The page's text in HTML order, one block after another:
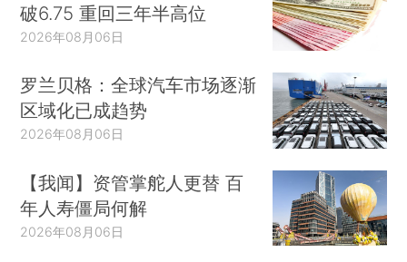
破6.75 重回三年半高位
2026年08月06日
罗兰贝格：全球汽车市场逐渐
区域化已成趋势
2026年08月06日
【我闻】资管掌舵人更替 百
年人寿僵局何解
2026年08月06日